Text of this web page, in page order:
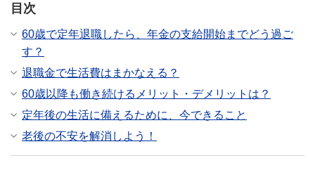
目次
60歳で定年退職したら、年金の支給開始までどう過ご
す？
退職金で生活費はまかなえる？
60歳以降も働き続けるメリット・デメリットは？
定年後の生活に備えるために、今できること
老後の不安を解消しよう！